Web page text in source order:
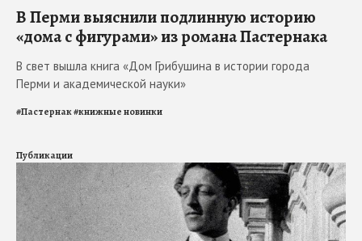
В Перми выяснили подлинную историю
«дома с фигурами» из романа Пастернака
В свет вышла книга «Дом Грибушина в истории города
Перми и академической науки»
#Пастернак#книжные новинки
Публикации